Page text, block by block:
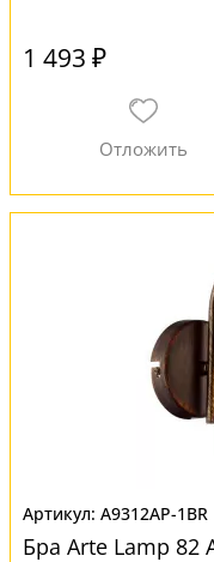
1 493 ₽
A9312AP-1BR
Бра Arte Lamp 82